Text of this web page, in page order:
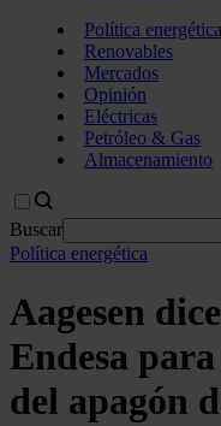
Política energética
Renovables
Mercados
Opinión
Eléctricas
Petróleo & Gas
Almacenamiento
Buscar
Política energética
Aagesen
Endesa
del apagón